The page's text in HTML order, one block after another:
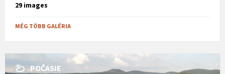
29 images
MÉG TÖBB GALÉRIA
POČASIE